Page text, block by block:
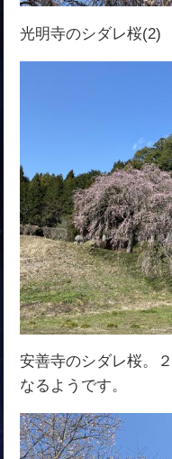
光明寺のシダレ桜(2)
安善寺のシダレ桜。
なるようです。